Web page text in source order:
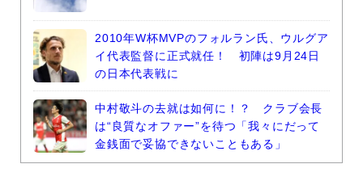
2010年W杯MVPのフォルラン氏、ウルグア
イ代表監督に正式就任！ 初陣は9月24日
の日本代表戦に
中村敬斗の去就は如何に！？ クラブ会長
は“良質なオファー”を待つ「我々にだって
金銭面で妥協できないこともある」